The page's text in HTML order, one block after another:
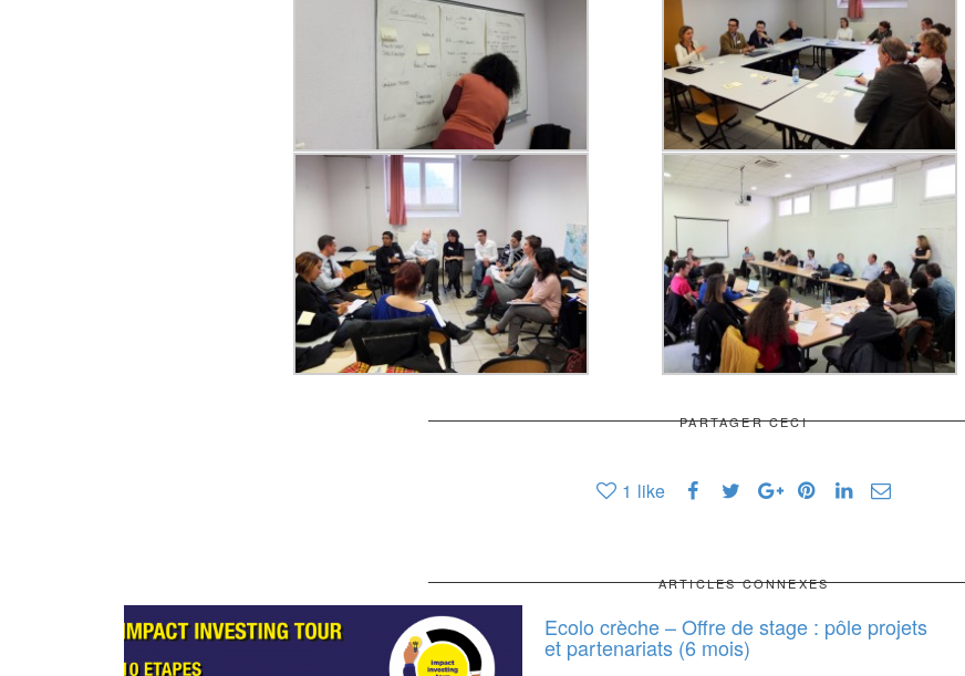
PARTAGER CECI
1 like
ARTICLES CONNEXES
Ecolo crèche – Offre de stage : pôle projets
et partenariats (6 mois)